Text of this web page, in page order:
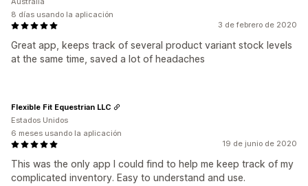
3 de febrero de 2020
Great app, keeps track of several product variant stock levels
at the same time, saved a lot of headaches
8 días usando la aplicación
19 de junio de 2020
This was the only app I could find to help me keep track of my
complicated inventory. Easy to understand and use.
Flexible Fit Equestrian LLC
Estados Unidos
6 meses usando la aplicación